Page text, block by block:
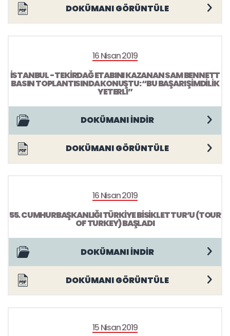
DOKÜMANI GÖRÜNTÜLE
16 Nisan 2019
İSTANBUL - TEKİRDAĞ ETABINI KAZANAN SAM BENNETT
BASIN TOPLANTISINDA KONUŞTU: “BU BAŞARI ŞİMDİLİK
YETERLİ”
DOKÜMANI İNDİR
DOKÜMANI GÖRÜNTÜLE
16 Nisan 2019
55. CUMHURBAŞKANLIĞI TÜRKİYE BİSİKLET TUR’U (TOUR
OF TURKEY) BAŞLADI
DOKÜMANI İNDİR
DOKÜMANI GÖRÜNTÜLE
15 Nisan 2019